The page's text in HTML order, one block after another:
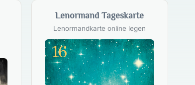
Lenormand Tageskarte
Lenormandkarte online legen